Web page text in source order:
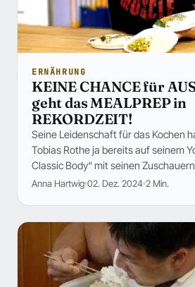
ERNÄHRUNG
KEINE CHANCE für
geht das MEALPREP in
REKORDZEIT!
Seine Leidenschaft für das Kochen
Tobias Rothe ja bereits auf seinem
Classic Body“ mit seinen
Anna Hartwig 02. Dez. 2024 2 Min.